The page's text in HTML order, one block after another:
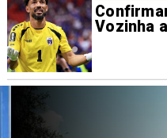
Vozinha